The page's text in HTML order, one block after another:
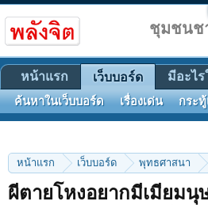
หน้าแรก เว็บบอร์ด พุทธศาสนา
ผีตายโหงอยากมีเมียมนุ
ชุมชนช
หน้าแรก เว็บบอร์ด
ค้นหาในเว็บบอร์ด เรื่องเด่น กระ
มีอะไ